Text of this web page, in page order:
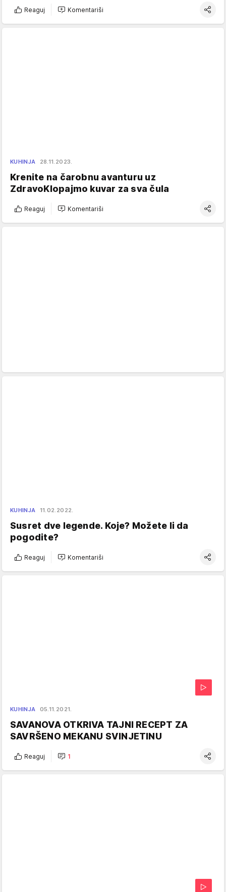
Reaguj Komentariši
KUHINJA 28.11.2023.
Krenite na čarobnu avanturu uz
ZdravoKlopajmo kuvar za sva čula
Reaguj Komentariši
KUHINJA 11.02.2022.
Susret dve legende. Koje? Možete li da
pogodite?
Reaguj Komentariši
KUHINJA 05.11.2021.
SAVANOVA OTKRIVA TAJNI RECEPT ZA
SAVRŠENO MEKANU SVINJETINU
Reaguj 1